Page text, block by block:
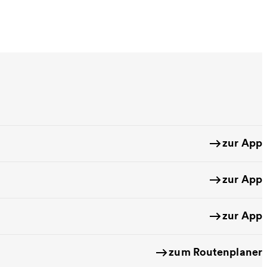
zur App
zur App
zur App
zum Routenplaner